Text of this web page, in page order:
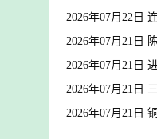
2026年07月22日
2026年07月21日
2026年07月21日
2026年07月21日
2026年07月21日